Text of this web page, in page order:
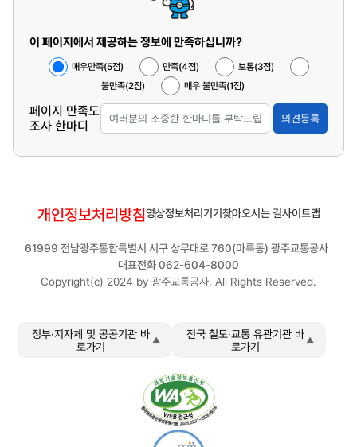
이 페이지에서 제공하는 정보에 만족하십니까?
매우만족(5점) 만족(4점)
보통(3점)
불만족(2점)
매우 불만족(1점)
페이지 만족도
조사 한마디
의견등록
개인정보처리방침영상정보처리기기 찾아오시는 길사이트맵
61999 전남광주통합특별시 서구 상무대로 760(마륵동) 광주교통공사
대표전화 062-604-8000
Copyright(c) 2024 by 광주교통공사. All Rights Reserved.
정부·지자체 및 공공기관 바
로가기
전국 철도·교통 유관기관 바
로가기